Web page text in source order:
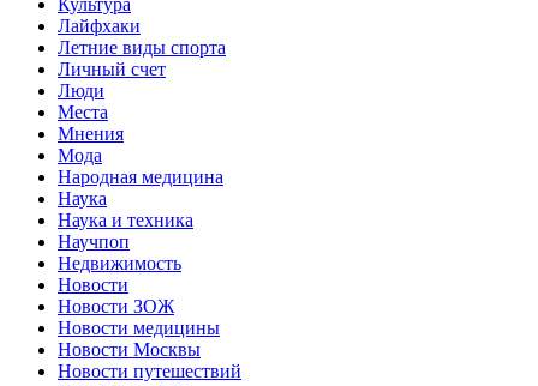
Лайфхаки
Летние виды спорта
Личный счет
Люди
Места
Мнения
Мода
Народная медицина
Наука
Наука и техника
Научпоп
Недвижимость
Новости
Новости ЗОЖ
Новости медицины
Новости Москвы
Новости путешествий